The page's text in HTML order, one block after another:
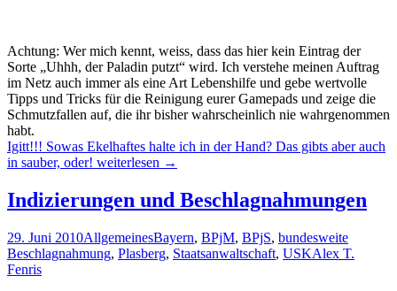
Achtung: Wer mich kennt, weiss, dass das hier kein Eintrag der
Sorte „Uhhh, der Paladin putzt“ wird. Ich verstehe meinen Auftrag
im Netz auch immer als eine Art Lebenshilfe und gebe wertvolle
Tipps und Tricks für die Reinigung eurer Gamepads und zeige die
Schmutzfallen auf, die ihr bisher wahrscheinlich nie wahrgenommen
habt.
Igitt!!! Sowas Ekelhaftes halte ich in der Hand? Das gibts aber auch
in sauber, oder! weiterlesen →
Indizierungen und Beschlagnahmungen
29. Juni 2010AllgemeinesBayern, BPjM, BPjS, bundesweite
Beschlagnahmung, Plasberg, Staatsanwaltschaft, USKAlex T.
Fenris